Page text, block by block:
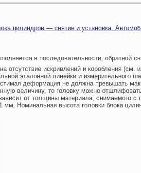
цилиндров — снятие и установка.
в последовательности, обратной
отсутствие искривлений и коробления (см.
эталонной линейки и измерительного
деформация не должна превышать
величину, то головку можно
от толщины материала, снимаемого с
Номинальная высота головки блока